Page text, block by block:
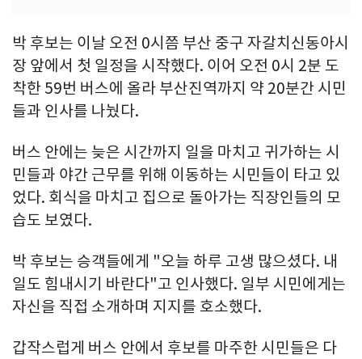
박 후보는 이날 오전 0시쯤 부산 중구 자갈치신동아시
장 앞에서 첫 일정을 시작했다. 이어 오전 0시 2분 도
착한 59번 버스에 올라 부산진역까지 약 20분간 시민
들과 인사를 나눴다.
버스 안에는 늦은 시간까지 일을 마치고 귀가하는 시
민들과 야간 근무를 위해 이동하는 시민들이 타고 있
었다. 회식을 마치고 집으로 돌아가는 직장인들의 모
습도 보였다.
박 후보는 승객들에게 "오늘 하루 고생 많으셨다. 내
일도 힘내시기 바란다"고 인사했다. 일부 시민에게는
자신을 직접 소개하며 지지를 호소했다.
갑작스럽게 버스 안에서 후보를 마주한 시민들은 다